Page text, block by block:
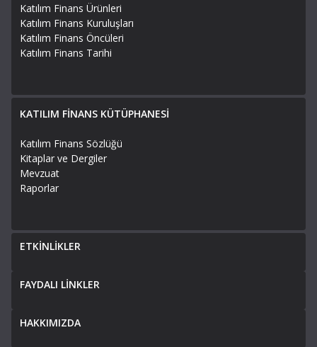
Katılım Finans Ürünleri
Katılım Finans Kuruluşları
Katılım Finans Öncüleri
Katılım Finans Tarihi
KATILIM FİNANS KÜTÜPHANESİ
Katılım Finans Sözlüğü
Kitaplar ve Dergiler
Mevzuat
Raporlar
ETKİNLİKLER
FAYDALI LİNKLER
HAKKIMIZDA